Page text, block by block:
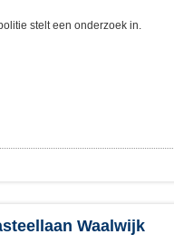
stelt een onderzoek in.
Waalwijk